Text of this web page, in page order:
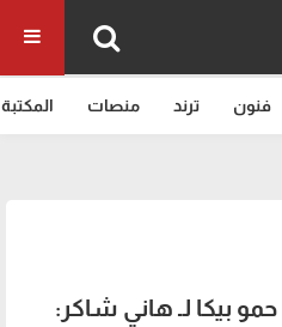
فنون ترند منصات المكتبة
بيكا لـ هاني شاكر: